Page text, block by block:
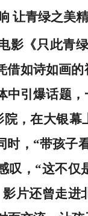
让青绿之美
影《只此青
借如诗如画的
中引爆话题
，在大银
时，“带孩子
叹，“这不
片还曾走进